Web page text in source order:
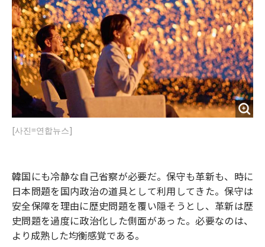
[사진=연합뉴스]
韓国にも冷静な自己省察が必要だ。保守も革新も、時に
日本問題を国内政治の道具として利用してきた。保守は
安全保障を理由に歴史問題を覆い隠そうとし、革新は歴
史問題を過度に政治化した側面があった。必要なのは、
より成熟した均衡感覚である。